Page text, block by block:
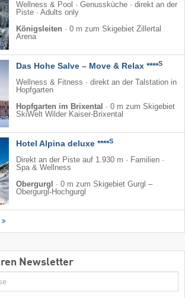
Wellness & Pool · Genussküche · direkt an der
Piste · Adults only
Königsleiten · 0 m zum Skigebiet Zillertal
Arena
Das Hohe Salve – Move & Relax ****S
Wellness & Fitness · direkt an der Talstation in
Hopfgarten
Hopfgarten im Brixental · 0 m zum Skigebiet
SkiWelt Wilder Kaiser-Brixental
Hotel Alpina deluxe ****S
Direkt an der Piste auf 1.930 m · Familien ·
Spa & Wellness
Obergurgl
· 0 m zum Skigebiet Gurgl –
Obergurgl-Hochgurgl
Newsletter